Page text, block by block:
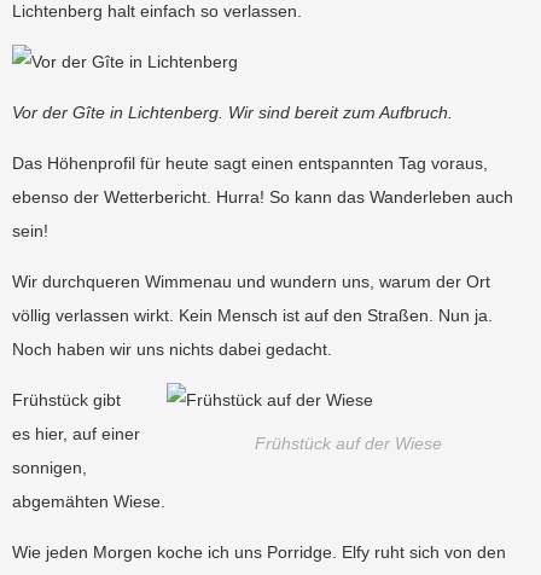
Lichtenberg halt einfach so verlassen.
Vor der Gîte in Lichtenberg. Wir sind bereit zum Aufbruch.
Das Höhenprofil für heute sagt einen entspannten Tag voraus,
ebenso der Wetterbericht. Hurra! So kann das Wanderleben auch
sein!
Wir durchqueren Wimmenau und wundern uns, warum der Ort
völlig verlassen wirkt. Kein Mensch ist auf den Straßen. Nun ja.
Noch haben wir uns nichts dabei gedacht.
Frühstück auf der Wiese
Frühstück gibt
es hier, auf einer
sonnigen,
abgemähten Wiese.
Wie jeden Morgen koche ich uns Porridge. Elfy ruht sich von den